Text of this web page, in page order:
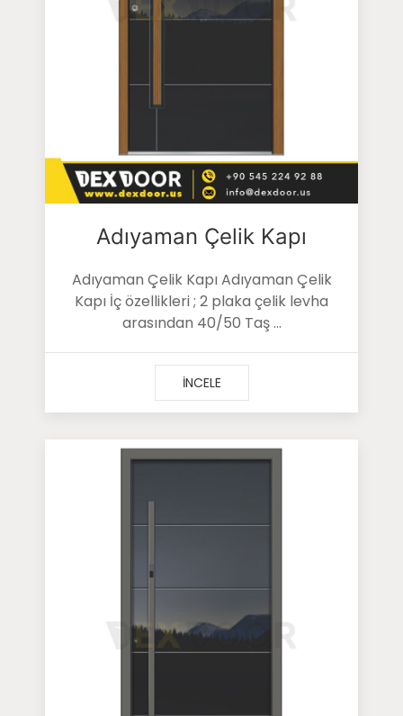
Adıyaman Çelik Kapı
Adıyaman Çelik Kapı Adıyaman Çelik
Kapı İç özellikleri ; 2 plaka çelik levha
arasından 40/50 Taş ...
İNCELE